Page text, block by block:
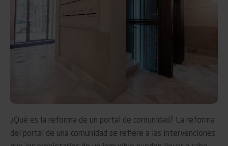
¿Qué es la reforma de un portal de comunidad? La reforma
del portal de una comunidad se refiere a las intervenciones